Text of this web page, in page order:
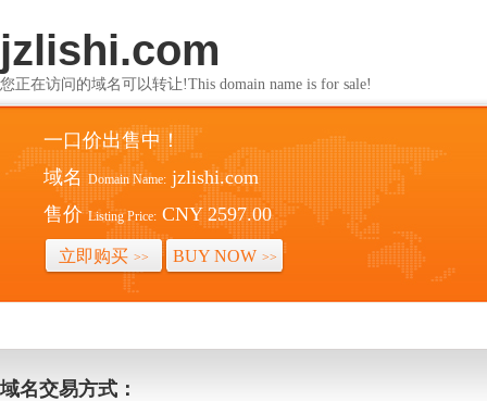
jzlishi.com
您正在访问的域名可以转让!This domain name is for sale!
一口价出售中！
域名 Domain Name: jzlishi.com
售价 Listing Price: CNY 2597.00
立即购买 >> BUY NOW >>
域名交易方式：